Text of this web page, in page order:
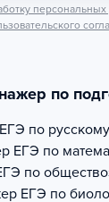
по
ЕГЭ по
ЕГЭ по
по
ЕГЭ по